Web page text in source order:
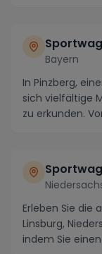
Bayern
In Pinzberg,
sich vielfältige
zu erkunden.
Erleben Sie die
Linsburg,
indem Sie